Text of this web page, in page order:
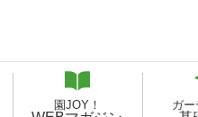
園JOY！ ガ